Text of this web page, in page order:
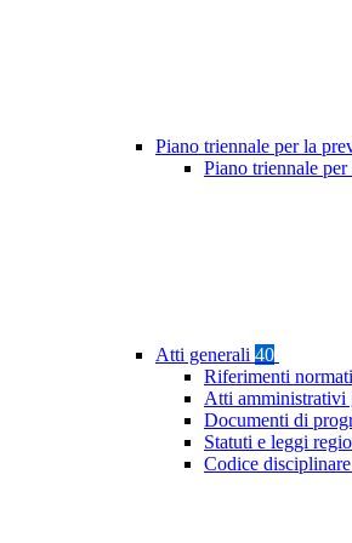
Piano triennale per la
Piano triennale
Atti generali 40
Riferimenti
Atti amministrativi
Documenti di
Statuti e leggi
Codice